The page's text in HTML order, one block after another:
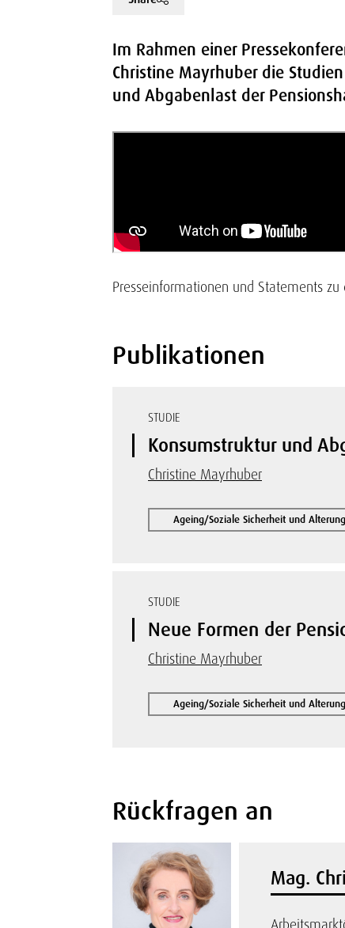
Im Rahmen einer
Christine Mayrhuber die
und Abgabenlast der
Presseinformationen und Statements
Publikationen
STUDIE
Konsumstruktur und
Christine Mayrhuber
Ageing/Soziale Sicherheit und Alterung
STUDIE
Neue Formen der
Christine Mayrhuber
Ageing/Soziale Sicherheit und Alterung
Rückfragen an
Mag.